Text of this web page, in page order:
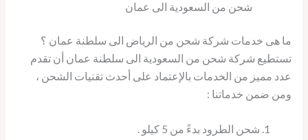
شحن من السعودية الى عمان
ما هى خدمات شركة شحن من الرياض الى سلطنة عمان ؟
تستطيع شركة شحن من السعودية الى سلطنة عمان أن تقدم
عدد مميز من الخدمات بالإعتماد على أحدث تقنيات الشحن ،
ومن ضمن خدماتنا :
شحن الطرود بدءً من 5 كيلو .